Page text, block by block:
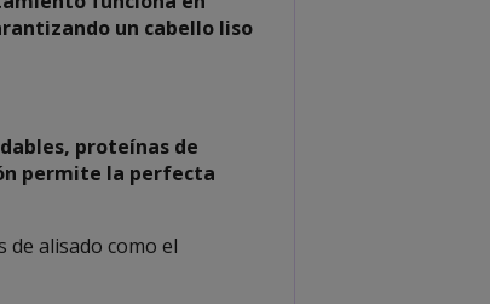
un cabello liso
proteínas de
permite la perfecta
alisado como el